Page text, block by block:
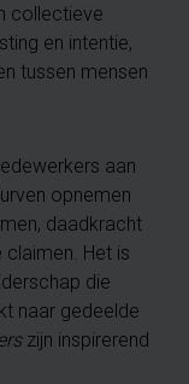
collectieve
en intentie,
tussen mensen
aan
opnemen
daadkracht
Het is
die
naar gedeelde
zijn inspirerend